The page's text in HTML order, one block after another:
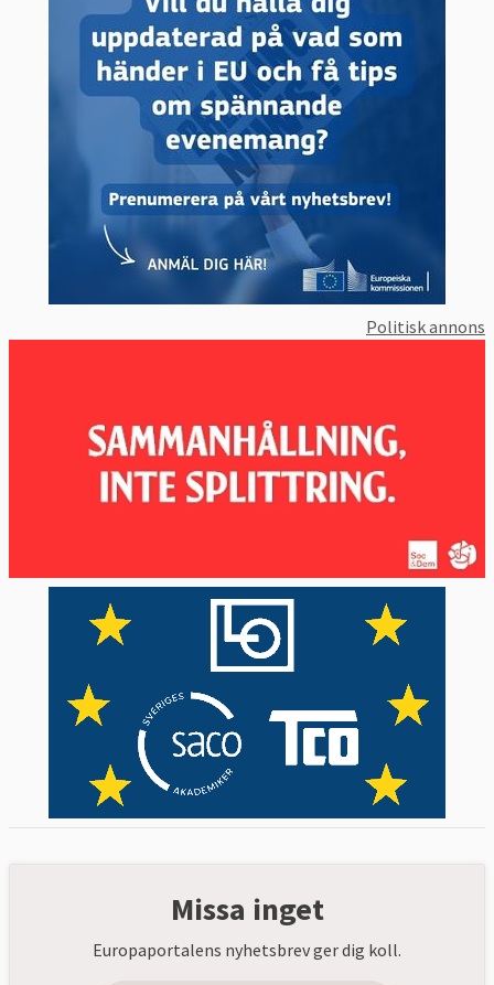
Politisk annons
Missa inget
Europaportalens nyhetsbrev ger dig koll.